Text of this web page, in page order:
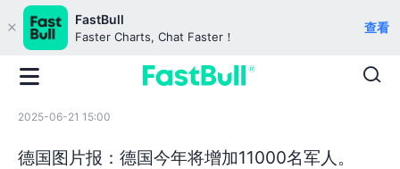
FastBull
Faster Charts, Chat Faster！
查看
2025-06-21 15:00
德国图片报：德国今年将增加11000名军人。